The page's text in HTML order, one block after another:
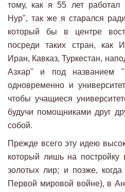
тому, как я 55 лет работал
Hyp", так же я старался
который бы в центре
посреди таких стран, как
Иран, Кавказ, Туркестан,
Азхар" и под названием
одновременно и
чтобы учащиеся
будучи помощниками друг
собой.
Прежде всего эту идею
который лишь на постройку
золотых лир; и позже,
Первой мировой войне), в